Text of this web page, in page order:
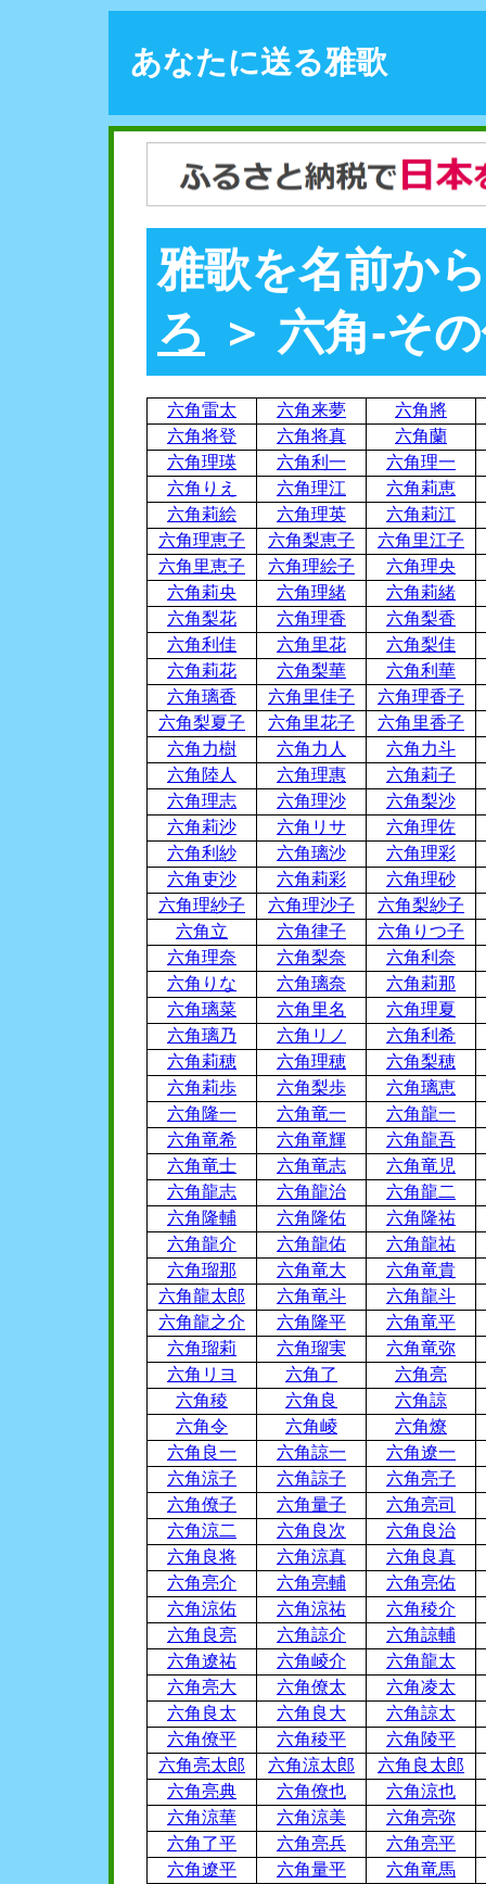
あなたに送る雅歌
雅歌を名前か
ろ ＞ 六角-そ
六角雷太 六角来夢
六角將
六角将登
六角将真
六角蘭
六角理瑛
六角利一
六角理一
六角りえ
六角理江
六角莉恵
六角莉絵
六角理英
六角莉江
六角理恵子
六角梨恵子
六角里江子
六角里恵子
六角理絵子
六角理央
六角莉央
六角理緒
六角莉緒
六角梨花
六角理香
六角梨香
六角利佳
六角里花
六角梨佳
六角莉花
六角梨華
六角利華
六角璃香
六角里佳子
六角理香子
六角梨夏子
六角里花子
六角里香子
六角力樹
六角力人
六角力斗
六角陸人
六角理惠
六角莉子
六角理志
六角理沙
六角梨沙
六角莉沙
六角リサ
六角理佐
六角利紗
六角璃沙
六角理彩
六角吏沙
六角莉彩
六角理砂
六角理紗子
六角理沙子
六角梨紗子
六角立
六角律子
六角りつ子
六角理奈
六角梨奈
六角利奈
六角りな
六角璃奈
六角莉那
六角璃菜
六角里名
六角理夏
六角璃乃
六角リノ
六角利希
六角莉穂
六角理穂
六角梨穂
六角莉歩
六角梨歩
六角璃恵
六角隆一
六角竜一
六角龍一
六角竜希
六角竜輝
六角龍吾
六角竜士
六角竜志
六角竜児
六角龍志
六角龍治
六角龍二
六角隆輔
六角隆佑
六角隆祐
六角龍介
六角龍佑
六角龍祐
六角瑠那
六角竜大
六角竜貴
六角龍太郎
六角竜斗
六角龍斗
六角龍之介
六角隆平
六角竜平
六角瑠莉
六角瑠実
六角竜弥
六角リヨ
六角了
六角亮
六角稜
六角良
六角諒
六角令
六角崚
六角燎
六角良一
六角諒一
六角遼一
六角涼子
六角諒子
六角亮子
六角僚子
六角量子
六角亮司
六角涼二
六角良次
六角良治
六角良将
六角涼真
六角良真
六角亮介
六角亮輔
六角亮佑
六角涼佑
六角涼祐
六角稜介
六角良亮
六角諒介
六角諒輔
六角遼祐
六角崚介
六角龍太
六角亮大
六角僚太
六角凌太
六角良太
六角良大
六角諒太
六角僚平
六角稜平
六角陵平
六角亮太郎
六角涼太郎
六角良太郎
六角亮典
六角僚也
六角涼也
六角涼華
六角涼美
六角亮弥
六角了平
六角亮兵
六角亮平
六角遼平
六角量平
六角竜馬